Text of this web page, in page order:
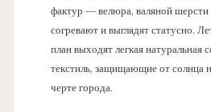
фактур — велюра, валяной шерсти
согревают и выглядят статусно.
план выходят легкая
текстиль, защищающие от солнца
черте города.